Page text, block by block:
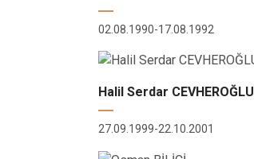
02.08.1990-17.08.1992
Halil Serdar CEVHEROĞLU
27.09.1999-22.10.2001